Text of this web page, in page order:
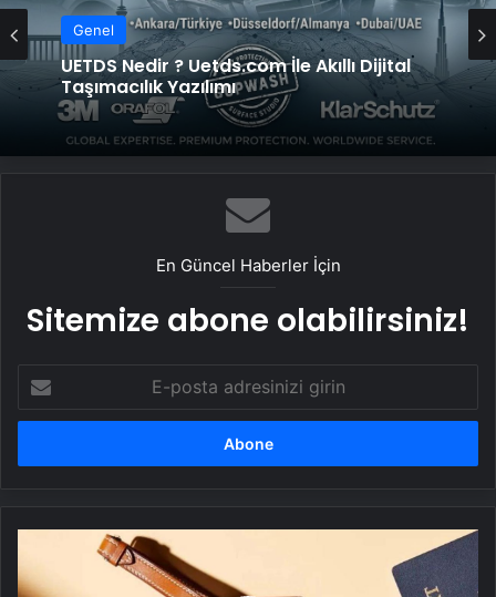
Genel
UETDS Nedir ? Uetds.com İle Akıllı Dijital
Taşımacılık Yazılımı
En Güncel Haberler İçin
Sitemize abone olabilirsiniz!
posta
adresinizi
ile